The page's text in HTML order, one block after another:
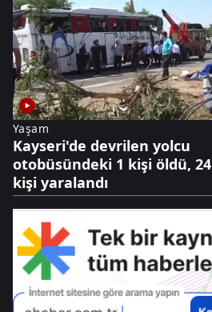
Yaşam
Kayseri'de devrilen yolcu
otobüsündeki 1 kişi öldü, 24
kişi yaralandı